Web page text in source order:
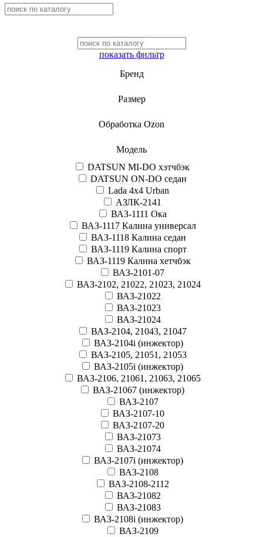
показать фильтр
Бренд
Размер
Обработка Ozon
Модель
DATSUN MI-DO хэтчбэк
DATSUN ON-DO седан
Lada 4x4 Urban
АЗЛК-2141
ВАЗ-1111 Ока
ВАЗ-1117 Калина универсал
ВАЗ-1118 Калина седан
ВАЗ-1119 Калина спорт
ВАЗ-1119 Калина хетчбэк
ВАЗ-2101-07
ВАЗ-2102, 21022, 21023, 21024
ВАЗ-21022
ВАЗ-21023
ВАЗ-21024
ВАЗ-2104, 21043, 21047
ВАЗ-2104i (инжектор)
ВАЗ-2105, 21051, 21053
ВАЗ-2105i (инжектор)
ВАЗ-2106, 21061, 21063, 21065
ВАЗ-21067 (инжектор)
ВАЗ-2107
ВАЗ-2107-10
ВАЗ-2107-20
ВАЗ-21073
ВАЗ-21074
ВАЗ-2107i (инжектор)
ВАЗ-2108
ВАЗ-2108-2112
ВАЗ-21082
ВАЗ-21083
ВАЗ-2108i (инжектор)
ВАЗ-2109